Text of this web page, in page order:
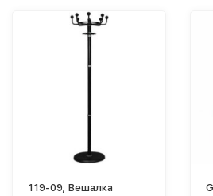
119-09, Вешалка